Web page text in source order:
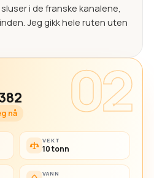
i de franske kanalene,
Jeg gikk hele ruten uten
02
nå
VEKT
10 tonn
VANN